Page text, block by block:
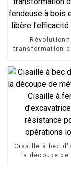
transformation
l'efficacité
Cisaille à bec
la découpe